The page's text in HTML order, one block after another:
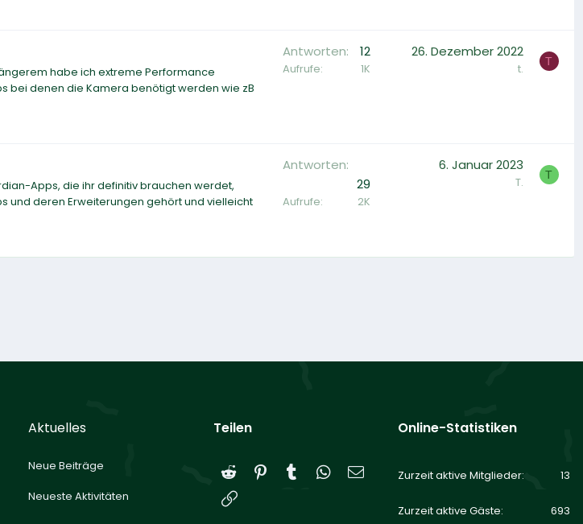
habe ich extreme Performance
bei denen die Kamera benötigt werden wie zB
Antworten 12
Aufrufe 1K
26. Dezember 2022
t. T
Apps, die ihr definitiv brauchen werdet,
und deren Erweiterungen gehört und vielleicht
Antworten
29
Aufrufe 2K
6. Januar 2023
T. T
Aktuelles
Neue Beiträge
Neueste Aktivitäten
Teilen
Reddit Pinterest
Tumblr WhatsApp
E-Mail
Online-Statistiken
Zurzeit aktive Mitglieder 13
Zurzeit aktive Gäste 693